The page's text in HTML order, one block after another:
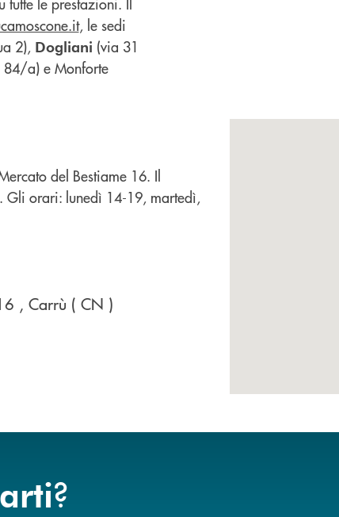
, le sedi
2), Dogliani (via 31
a) e Monforte
del Bestiame 16. Il
Gli orari: lunedì 14-19, martedì,
, Carrù ( CN )
?